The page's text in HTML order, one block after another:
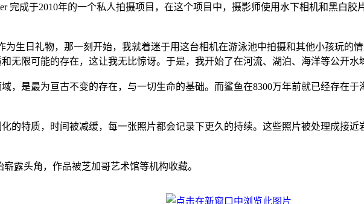
完成于2010年的一个私人拍摄项目，在这个项目中，摄影师使用水下相机和黑白
为生日礼物，那一刻开始，我就着迷于用这台相机在游泳池中拍摄和其他小孩玩的
无限可能的存在，这让我无比惊讶。于是，我开始了在河流、湖泊、海洋等公开水
，是最为亘古不变的存在，与一切生命的基础。而鲨鱼在8300万年前就已经存在
的特质，时间被减缓，每一张照片都会记录下更久的持续。这些照片被处理成接
崭露头角，作品被芝加哥艺术馆等机构收藏。